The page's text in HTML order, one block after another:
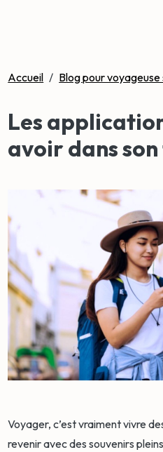
Accueil / Blog pour voyageuse
Les
avoir dans
Voyager, c’est vraiment vivre
revenir avec des souvenirs